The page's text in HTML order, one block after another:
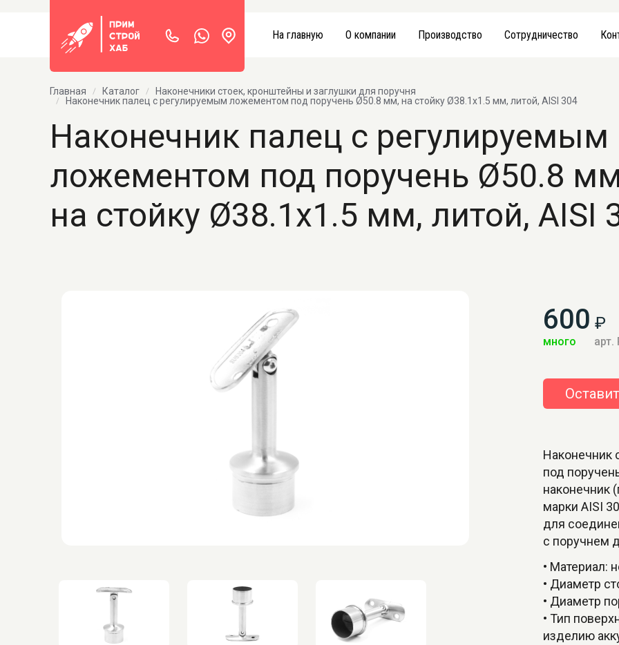
На главную О компании Производство Сотрудничество
Главная Каталог
Наконечники стоек, кронштейны и заглушки для поручня
Наконечник палец с регулируемым ложементом под поручень Ø50.8 мм, на стойку Ø38.1х1.5 мм, литой, AISI 304
Наконечник палец с регулируемым
ложементом под поручень Ø50.8
на стойку Ø38.1х1.5 мм, литой, AISI
600 ₽
много арт.
Наконечник
под
наконечник
марки AISI
для
с поручнем
• Материал:
• Диаметр
• Диаметр
• Тип
изделию